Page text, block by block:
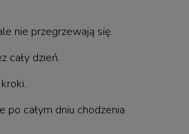
nie przegrzewają się.
cały dzień.
po całym dniu chodzenia